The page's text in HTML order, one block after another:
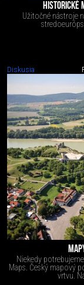
HISTORICKÉ
Užitočné nástroje
Diskusia
Niekedy
Maps. Český mapový
vrtvu.